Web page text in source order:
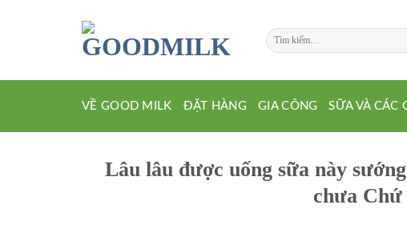
Tìm
kiếm:
VỀ GOOD MILK ĐẶT HÀNG GIA CÔNG SỮA VÀ CÁC
Lâu lâu được uống sữa này
chưa Chứ